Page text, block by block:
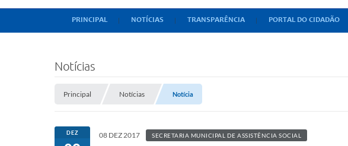
PRINCIPAL NOTÍCIAS TRANSPARÊNCIA PORTAL DO CIDADÃO
Notícias
Principal Notícias Notícia
DEZ 08 DEZ 2017 SECRETARIA MUNICIPAL DE ASSISTÊNCIA SOCIAL